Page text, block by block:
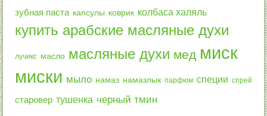
зубная паста капсулы коврик колбаса халяль
купить арабские масляные духи
лучикс масло масляные духи мед миск
миски мыло намаз намазлык парфюм специи спрей
старовер тушенка черный тмин